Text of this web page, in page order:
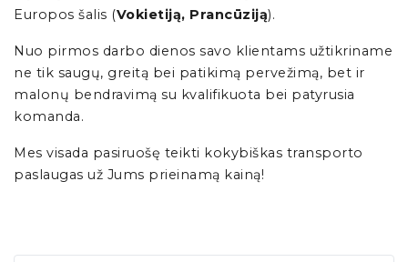
Europos šalis (Vokietiją, Prancūziją).
Nuo pirmos darbo dienos savo klientams užtikriname
ne tik saugų, greitą bei patikimą pervežimą, bet ir
malonų bendravimą su kvalifikuota bei patyrusia
komanda.
Mes visada pasiruošę teikti kokybiškas transporto
paslaugas už Jums prieinamą kainą!